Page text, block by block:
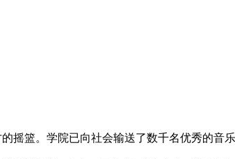
摇篮。学院已向社会输送了数千名优秀的音